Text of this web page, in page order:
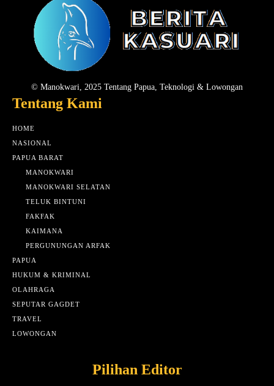
© Manokwari, 2025 Tentang Papua, Teknologi & Lowongan
Tentang Kami
HOME
NASIONAL
PAPUA BARAT
MANOKWARI
MANOKWARI SELATAN
TELUK BINTUNI
FAKFAK
KAIMANA
PERGUNUNGAN ARFAK
PAPUA
HUKUM & KRIMINAL
OLAHRAGA
SEPUTAR GAGDET
TRAVEL
LOWONGAN
Pilihan Editor